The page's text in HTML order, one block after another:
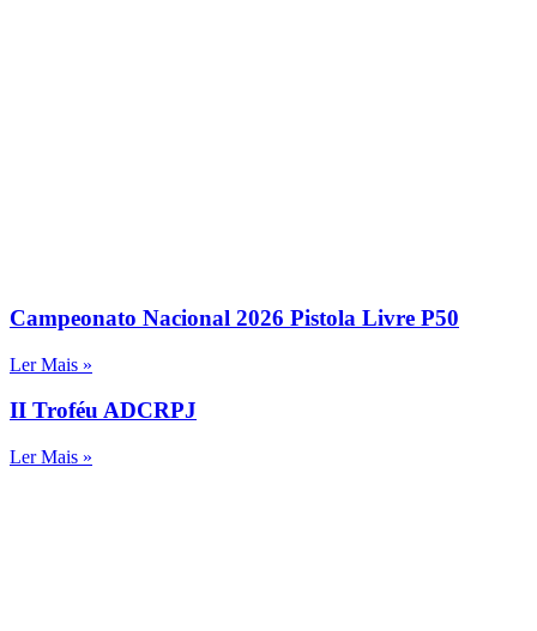
Campeonato Nacional 2026 Pistola Livre P50
Ler Mais »
II Troféu ADCRPJ
Ler Mais »